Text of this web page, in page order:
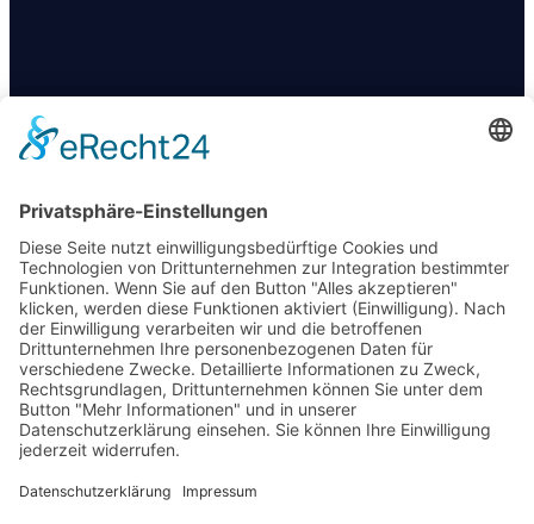
FOLGT UNS